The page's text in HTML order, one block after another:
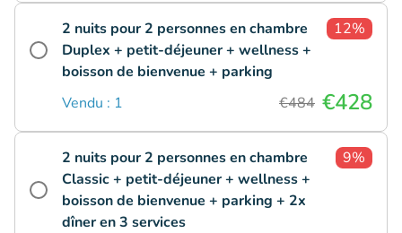
2 nuits pour 2 personnes en chambre
Duplex + petit-déjeuner + wellness +
boisson de bienvenue + parking
12%
Vendu : 1 €484 €428
2 nuits pour 2 personnes en chambre
Classic + petit-déjeuner + wellness +
boisson de bienvenue + parking + 2x
dîner en 3 services
9%